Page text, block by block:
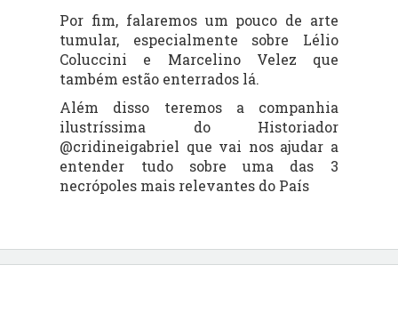
Por fim, falaremos um pouco de arte
tumular, especialmente sobre Lélio
Coluccini e Marcelino Velez que
também estão enterrados lá.
Além disso teremos a companhia
ilustríssima do Historiador
@cridineigabriel que vai nos ajudar a
entender tudo sobre uma das 3
necrópoles mais relevantes do País